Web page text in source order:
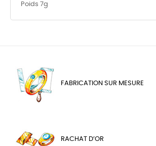
Poids 7g
FABRICATION SUR MESURE
RACHAT D’OR